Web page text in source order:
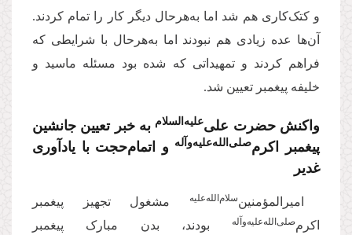
و کتک‌کاری هم شد اما به‌هرحال دیگر کار را تمام کردند.
آن‌ها عده زیادی هم نبودند اما به‌هرحال با شرایطی که
فراهم کردند و تمهیداتی که شده بود مسئله ماسید و
خلیفه پیغمبر تعیین شد.
واکنش حضرت علی‌علیه‌‌السلام به خبر تعیین جانشین
پیغمبر اکرم‌صلی‌‌الله‌‌علیه‌‌و‌آله و اتمام‌حجت با یادآوری
غدیر
امیرالمؤمنین‌سلام‌‌الله‌‌عليه
مشغول تجهیز پیغمبر
اکرم‌صلی‌‌الله‌‌علیه‌‌و‌آله
بودند، بدن مبارک پیغمبر